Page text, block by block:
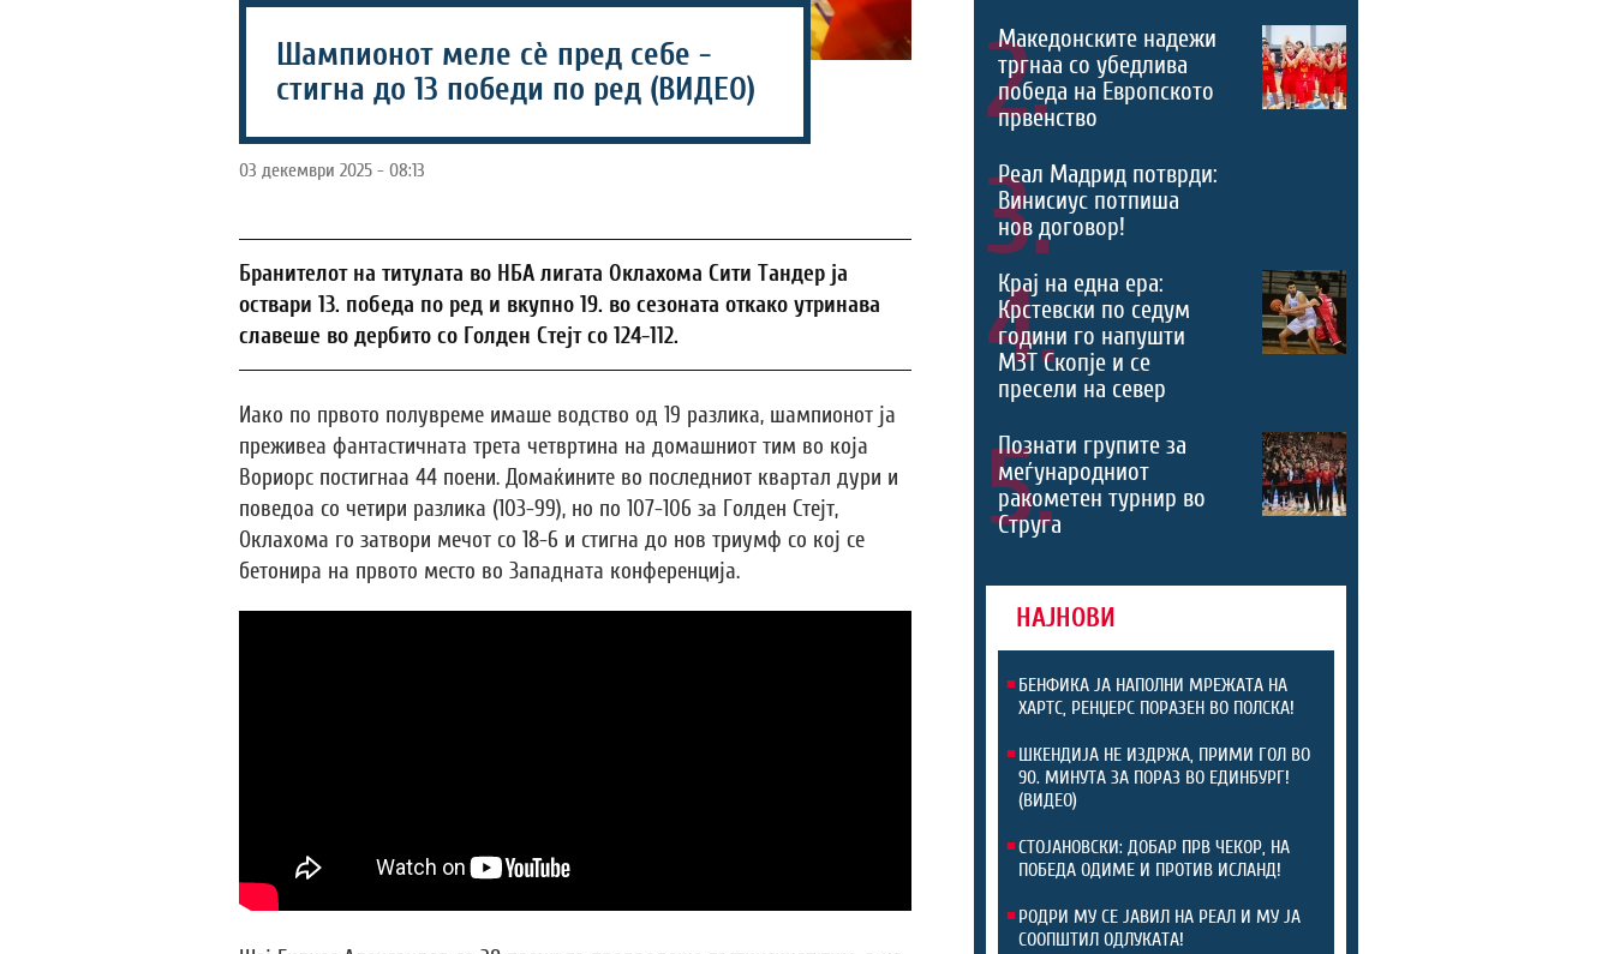
Шампионот меле сѐ пред себе -
стигна до 13 победи по ред (ВИДЕО)
03 декември 2025 - 08:13
Бранителот на титулата во НБА лигата Оклахома Сити Тандер ја
оствари 13. победа по ред и вкупно 19. во сезоната откако утринава
славеше во дербито со Голден Стејт со 124-112.
Иако по првото полувреме имаше водство од 19 разлика, шампионот ја
преживеа фантастичната трета четвртина на домашниот тим во која
Вориорс постигнаа 44 поени. Домаќините во последниот квартал дури и
поведоа со четири разлика (103-99), но по 107-106 за Голден Стејт,
Оклахома го затвори мечот со 18-6 и стигна до нов триумф со кој се
бетонира на првото место во Западната конференција.
2.
Македонските надежи
тргнаа со убедлива
победа на Европското
првенство
3.
Реал Мадрид потврди:
Винисиус потпиша
нов договор!
4.
Крај на една ера:
Крстевски по седум
години го напушти
МЗТ Скопје и се
пресели на север
5.
Познати групите за
меѓународниот
ракометен турнир во
Струга
НАЈНОВИ
БЕНФИКА ЈА НАПОЛНИ МРЕЖАТА НА
ХАРТС, РЕНЏЕРС ПОРАЗЕН ВО ПОЛСКА!
ШКЕНДИЈА НЕ ИЗДРЖА, ПРИМИ ГОЛ ВО
90. МИНУТА ЗА ПОРАЗ ВО ЕДИНБУРГ!
(ВИДЕО)
СТОЈАНОВСКИ: ДОБАР ПРВ ЧЕКОР, НА
ПОБЕДА ОДИМЕ И ПРОТИВ ИСЛАНД!
РОДРИ МУ СЕ ЈАВИЛ НА РЕАЛ И МУ ЈА
СООПШТИЛ ОДЛУКАТА!